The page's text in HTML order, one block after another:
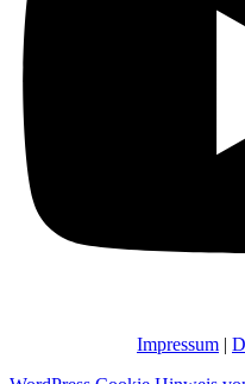
Impressum |